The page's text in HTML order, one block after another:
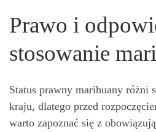
Prawo i
stosowanie
Status prawny marihuany różni
kraju, dlatego przed
warto zapoznać się z